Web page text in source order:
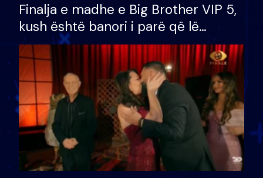
Finalja e madhe e Big Brother VIP 5,
kush është banori i parë që lë
shtëpinë dhe humb mundësinë për
të fituar çmimin e madh